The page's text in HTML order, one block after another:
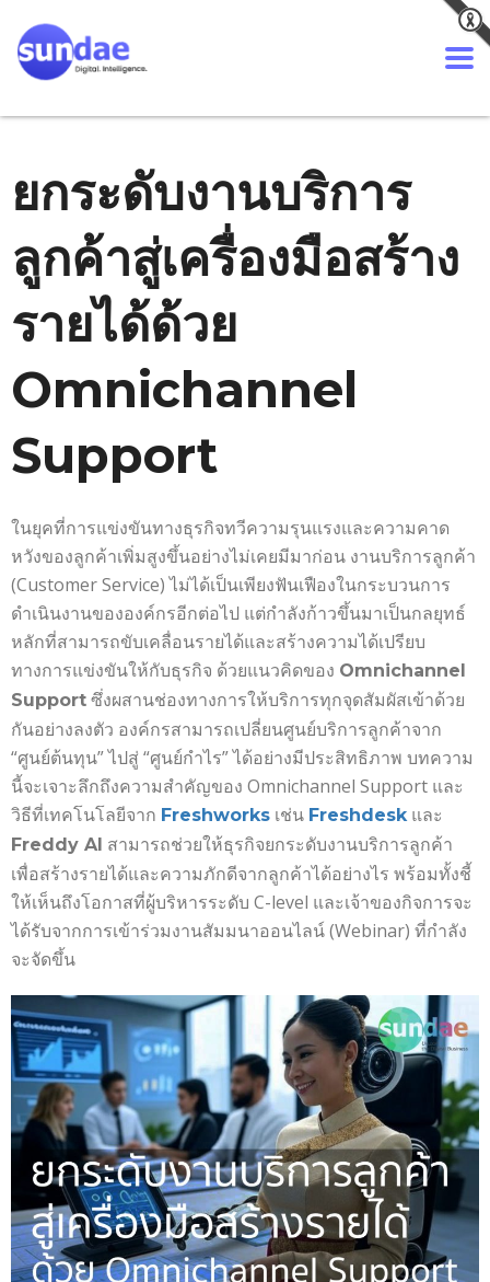
ยกระดับงานบริการ
ลูกค้าสู่เครื่องมือสร้าง
รายได้ด้วย
Omnichannel
Support
ในยุคที่การแข่งขันทางธุรกิจทวีความรุนแรงและความคาด
หวังของลูกค้าเพิ่มสูงขึ้นอย่างไม่เคยมีมาก่อน งานบริการลูกค้า
(Customer Service) ไม่ได้เป็นเพียงฟันเฟืองในกระบวนการ
ดำเนินงานขององค์กรอีกต่อไป แต่กำลังก้าวขึ้นมาเป็นกลยุทธ์
หลักที่สามารถขับเคลื่อนรายได้และสร้างความได้เปรียบ
ทางการแข่งขันให้กับธุรกิจ ด้วยแนวคิดของ Omnichannel
Support ซึ่งผสานช่องทางการให้บริการทุกจุดสัมผัสเข้าด้วย
กันอย่างลงตัว องค์กรสามารถเปลี่ยนศูนย์บริการลูกค้าจาก
“ศูนย์ต้นทุน” ไปสู่ “ศูนย์กำไร” ได้อย่างมีประสิทธิภาพ บทความ
นี้จะเจาะลึกถึงความสำคัญของ Omnichannel Support และ
วิธีที่เทคโนโลยีจาก Freshworks เช่น Freshdeskและ
Freddy AI สามารถช่วยให้ธุรกิจยกระดับงานบริการลูกค้า
เพื่อสร้างรายได้และความภักดีจากลูกค้าได้อย่างไร พร้อมทั้งชี้
ให้เห็นถึงโอกาสที่ผู้บริหารระดับ C-level และเจ้าของกิจการจะ
ได้รับจากการเข้าร่วมงานสัมมนาออนไลน์ (Webinar) ที่กำลัง
จะจัดขึ้น